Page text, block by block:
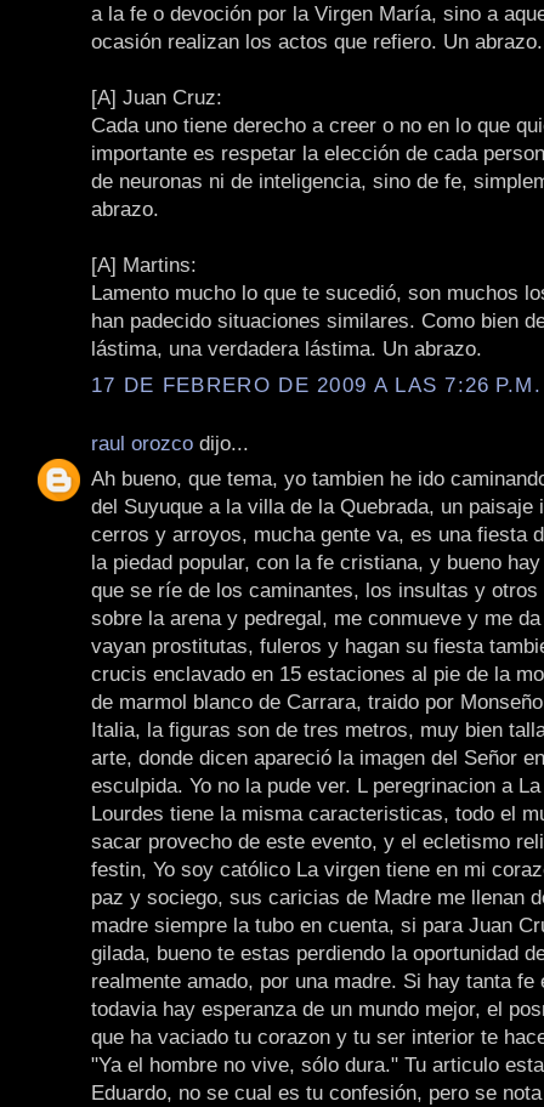
a la fe o devoción por la Virgen María, sino a
ocasión realizan los actos que refiero. Un abrazo.
[A] Juan Cruz:
Cada uno tiene derecho a creer o no en lo que
importante es respetar la elección de cada
de neuronas ni de inteligencia, sino de fe,
abrazo.
[A] Martins:
Lamento mucho lo que te sucedió, son muchos
han padecido situaciones similares. Como bien
lástima, una verdadera lástima. Un abrazo.
17 DE FEBRERO DE 2009 A LAS 7:26 P.M.
raul orozco dijo...
Ah bueno, que tema, yo tambien he ido
del Suyuque a la villa de la Quebrada, un paisaje
cerros y arroyos, mucha gente va, es una fiesta
la piedad popular, con la fe cristiana, y bueno
que se ríe de los caminantes, los insultas y
sobre la arena y pedregal, me conmueve y me
vayan prostitutas, fuleros y hagan su fiesta
crucis enclavado en 15 estaciones al pie de la
de marmol blanco de Carrara, traido por
Italia, la figuras son de tres metros, muy bien
arte, donde dicen apareció la imagen del Señor
esculpida. Yo no la pude ver. L peregrinacion a
Lourdes tiene la misma caracteristicas, todo el
sacar provecho de este evento, y el ecletismo
festin, Yo soy católico La virgen tiene en mi
paz y sociego, sus caricias de Madre me llenan
madre siempre la tubo en cuenta, si para Juan
gilada, bueno te estas perdiendo la oportunidad
realmente amado, por una madre. Si hay tanta fe
todavia hay esperanza de un mundo mejor, el
que ha vaciado tu corazon y tu ser interior te
"Ya el hombre no vive, sólo dura." Tu articulo
Eduardo, no se cual es tu confesión, pero se